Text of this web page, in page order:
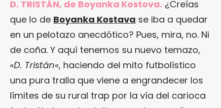
D. TRISTÁN, de Boyanka Kostova. ¿Creías
que lo de Boyanka Kostava se iba a quedar
en un pelotazo anecdótico? Pues, mira, no. Ni
de coña. Y aquí tenemos su nuevo temazo,
«D. Tristán«, haciendo del mito futbolístico
una pura tralla que viene a engrandecer los
límites de su rural trap por la vía del carioca